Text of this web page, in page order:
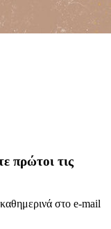
πρώτοι τις
στο e-mail